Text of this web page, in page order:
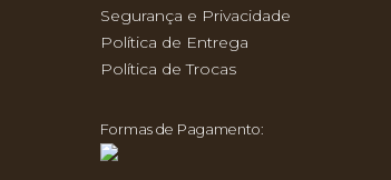
Segurança e Privacidade
Política de Entrega
Política de Trocas
Formas de Pagamento: